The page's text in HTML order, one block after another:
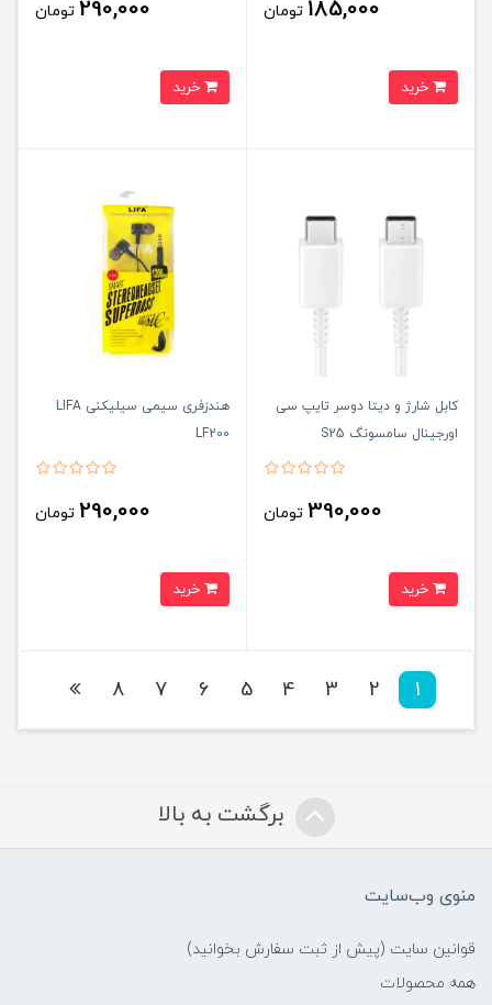
185,000 تومان 290,000 تومان
کابل شارژ و دیتا دوسر تایپ سی
اورجینال سامسونگ S25
390,000 تومان
هندزفری سیمی سیلیکنی LIFA
LF200
290,000 تومان
1
2
3
4
5
6
7
8
برگشت به بالا
منوی وب‌سایت
قوانین سایت (پیش از ثبت سفارش بخوانید)
همه محصولات